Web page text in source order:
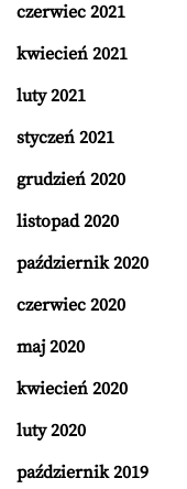
czerwiec 2021
kwiecień 2021
luty 2021
styczeń 2021
grudzień 2020
listopad 2020
październik 2020
czerwiec 2020
maj 2020
kwiecień 2020
luty 2020
październik 2019